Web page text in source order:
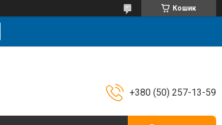
Кошик
+380 (50) 257-13-59